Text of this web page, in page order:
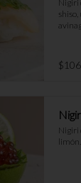
Nigiri
Nigiri
limón.